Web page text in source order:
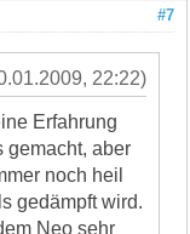
#7
22:22)
Erfahrung
gemacht, aber
noch heil
gedämpft wird.
Neo sehr